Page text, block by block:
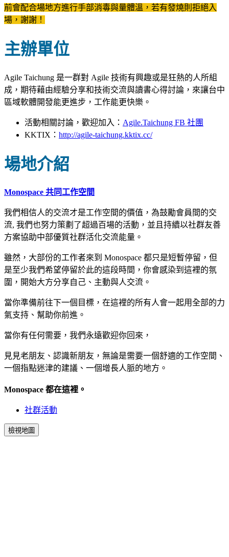
前會配合場地方進行手部消毒與量體溫，若有發燒則拒絕入
場，謝謝！
主辦單位
Agile Taichung 是一群對 Agile 技術有興趣或是狂熱的人所組
成，期待藉由經驗分享和技術交流與讀書心得討論，來讓台中
區域軟體開發能更進步，工作能更快樂。
活動相關討論，歡迎加入： Agile.Taichung FB 社團
KKTIX： http://agile-taichung.kktix.cc/
場地介紹
Monospace 共同工作空間
我們相信人的交流才是工作空間的價值，為鼓勵會員間的交
流, 我們也努力策劃了超過百場的活動，並且持續以社群友善
方案協助中部優質社群活化交流能量。
雖然，大部份的工作者來到 Monospace 都只是短暫停留，但
是至少我們希望停留於此的這段時間，你會感染到這裡的氛
圍，開始大方分享自己、主動與人交流。
當你準備前往下一個目標，在這裡的所有人會一起用全部的力
氣支持、幫助你前進。
當你有任何需要，我們永遠歡迎你回來，
見見老朋友、認識新朋友，無論是需要一個舒適的工作空間、
一個指點迷津的建議、一個增長人脈的地方。
Monospace 都在這裡。
社群活動
檢視地圖